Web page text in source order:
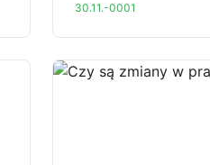
30.11.-0001